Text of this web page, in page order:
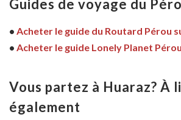
Guides de voyage du
• Acheter le guide du Routard Pérou
• Acheter le guide Lonely Planet
Vous partez à Huaraz? À
également